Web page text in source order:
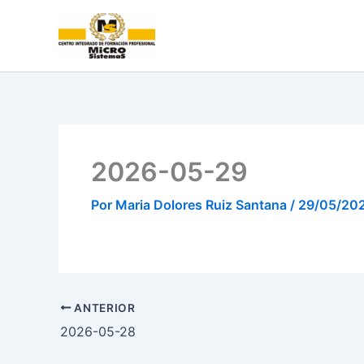
2026-05-29
Por Maria Dolores Ruiz Santana / 29/05/
ANTERIOR
2026-05-28